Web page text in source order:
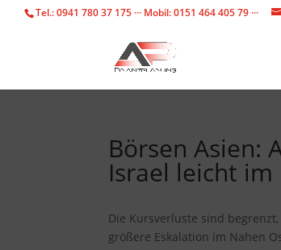
Tel.: 0941 780 37 175 ··· Mobil: 0151 464 405 79 ···
Börsen Asien:
Israel leicht im
Die Kursverluste sind
größere Eskalation im Nahen